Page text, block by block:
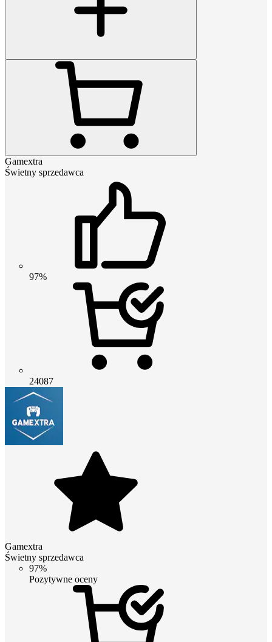
Gamextra
Świetny sprzedawca
97%
24087
Gamextra
Świetny sprzedawca
97%
Pozytywne oceny